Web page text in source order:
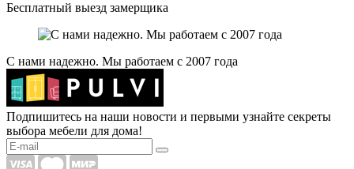
Бесплатный выезд замерщика
С нами надежно. Мы работаем с 2007 года
Подпишитесь на наши новости и первыми узнайте секреты
выбора мебели для дома!